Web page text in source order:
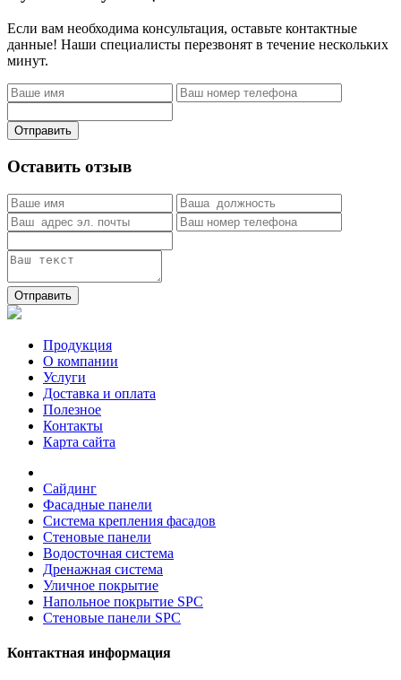
Если вам необходима консультация, оставьте контактные
данные! Наши специалисты перезвонят в течение нескольких
минут.
Отправить
Оставить отзыв
Отправить
Продукция
О компании
Услуги
Доставка и оплата
Полезное
Контакты
Карта сайта
Сайдинг
Фасадные панели
Система крепления фасадов
Стеновые панели
Водосточная система
Дренажная система
Уличное покрытие
Напольное покрытие SPC
Стеновые панели SPC
Контактная информация